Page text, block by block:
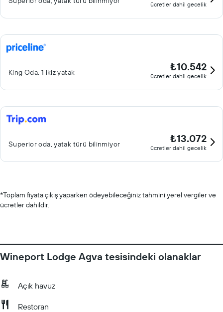
ücretler dahil gecelik
King Oda, 1 ikiz yatak ₺10.542
ücretler dahil gecelik
Superior oda, yatak türü bilinmiyor ₺13.072
ücretler dahil gecelik
*Toplam fiyata çıkış yaparken ödeyebileceğiniz tahmini yerel vergiler ve
ücretler dahildir.
Wineport Lodge Agva tesisindeki olanaklar
Açık havuz
Restoran